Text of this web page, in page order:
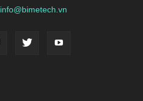
info@bimetech.vn